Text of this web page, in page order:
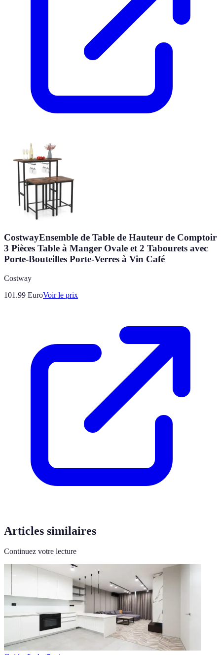
CostwayEnsemble de Table de Hauteur de Comptoir
3 Pièces Table à Manger Ovale et 2 Tabourets avec
Porte-Bouteilles Porte-Verres à Vin Café
Costway
101.99 EuroVoir le prix
Articles similaires
Continuez votre lecture